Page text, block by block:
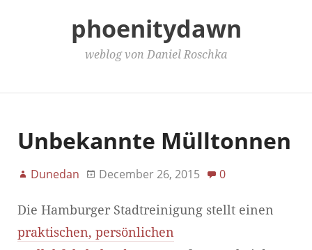
phoenitydawn
weblog von Daniel Roschka
Unbekannte Mülltonnen
Dunedan December 26, 2015 0
Die Hamburger Stadtreinigung stellt einen
praktischen, persönlichen